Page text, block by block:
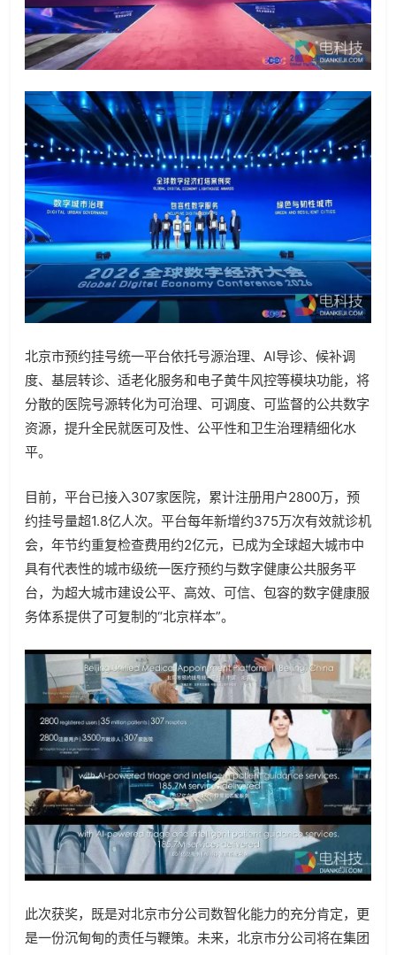
北京市预约挂号统一平台依托号源治理、 AI导诊、候补调
度、基层转诊、适老化服务和电子黄牛风控等模块功能，将
分散的医院号源转化为可治理、可调度、可监督的公共数字
资源，提升全民就医可及性、公平性和卫生治理精细化水
平。
目前，平台已接入307家医院，累计注册用户2800万，预
约挂号量超1.8亿人次。平台每年新增约375万次有效就诊机
会，年节约重复检查费用约2亿元，已成为全球超大城市中
具有代表性的城市级统一医疗预约与数字健康公共服务平
台，为超大城市建设公平、高效、可信、包容的数字健康服
务体系提供了可复制的“北京样本”。
此次获奖，既是对北京市分公司数智化能力的充分肯定，更
是一份沉甸甸的责任与鞭策。未来，北京市分公司将在集团